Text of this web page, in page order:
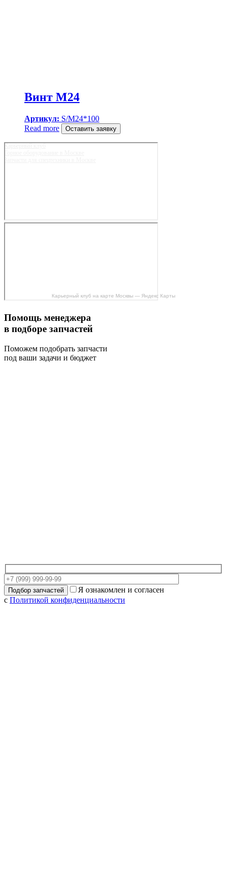
Винт M24
Артикул: S/M24*100
Read more
Оставить заявку
Карьерный клуб на карте Москвы — Яндекс Карты
Помощь менеджера
в подборе запчастей
Поможем подобрать запчасти
под ваши задачи и бюджет
Я ознакомлен и согласен
с Политикой конфиденциальности